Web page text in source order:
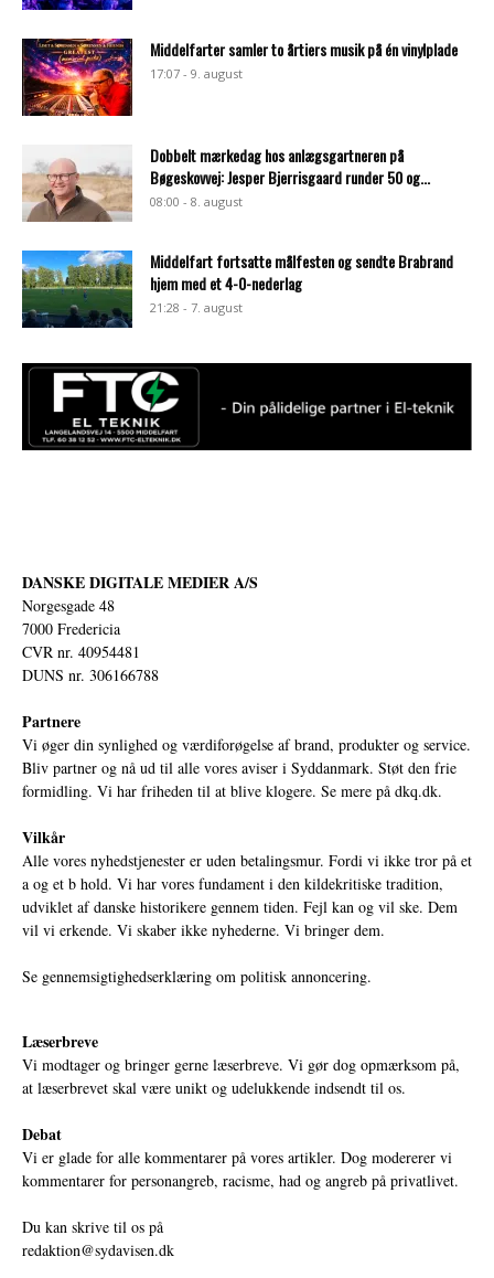
Middelfarter samler to årtiers musik på én vinylplade
17:07 - 9. august
Dobbelt mærkedag hos anlægsgartneren på
Bøgeskovvej: Jesper Bjerrisgaard runder 50 og...
08:00 - 8. august
Middelfart fortsatte målfesten og sendte Brabrand
hjem med et 4-0-nederlag
21:28 - 7. august
DANSKE DIGITALE MEDIER A/S
Norgesgade 48
7000 Fredericia
CVR nr. 40954481
DUNS nr. 306166788
Partnere
Vi øger din synlighed og værdiforøgelse af brand, produkter og service.
Bliv partner og nå ud til alle vores aviser i Syddanmark. Støt den frie
formidling. Vi har friheden til at blive klogere. Se mere på dkq.dk.
Vilkår
Alle vores nyhedstjenester er uden betalingsmur. Fordi vi ikke tror på et
a og et b hold. Vi har vores fundament i den kildekritiske tradition,
udviklet af danske historikere gennem tiden. Fejl kan og vil ske. Dem
vil vi erkende. Vi skaber ikke nyhederne. Vi bringer dem.
Se gennemsigtighedserklæring om politisk annoncering.
Læserbreve
Vi modtager og bringer gerne læserbreve. Vi gør dog opmærksom på,
at læserbrevet skal være unikt og udelukkende indsendt til os.
Debat
Vi er glade for alle kommentarer på vores artikler. Dog modererer vi
kommentarer for personangreb, racisme, had og angreb på privatlivet.
Du kan skrive til os på
redaktion@sydavisen.dk